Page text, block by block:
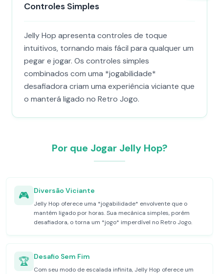
Controles Simples
Jelly Hop apresenta controles de toque
intuitivos, tornando mais fácil para qualquer um
pegar e jogar. Os controles simples
combinados com uma *jogabilidade*
desafiadora criam uma experiência viciante que
o manterá ligado no Retro Jogo.
Por que Jogar Jelly Hop?
🎮 Diversão Viciante
Jelly Hop oferece uma *jogabilidade* envolvente que o
mantém ligado por horas. Sua mecânica simples, porém
desafiadora, o torna um *jogo* imperdível no Retro Jogo.
🏆 Desafio Sem Fim
Com seu modo de escalada infinita, Jelly Hop oferece um